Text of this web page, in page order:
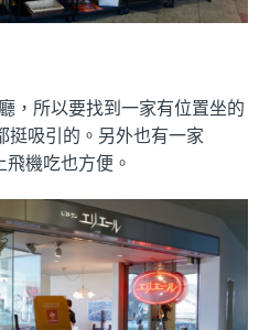
，所以要找到一家有位置坐的
挺吸引的。另外也有一家
機吃也方便。